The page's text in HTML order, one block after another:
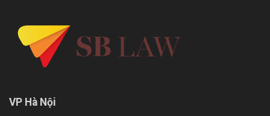
VP Hà Nội